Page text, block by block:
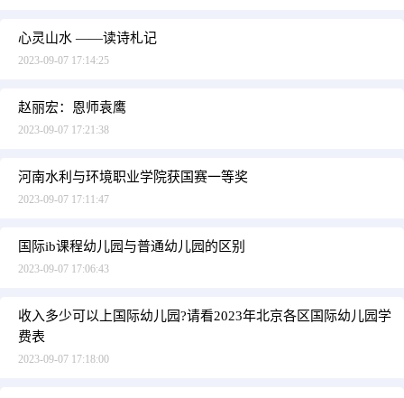
心灵山水 ——读诗札记
2023-09-07 17:14:25
赵丽宏：恩师袁鹰
2023-09-07 17:21:38
河南水利与环境职业学院获国赛一等奖
2023-09-07 17:11:47
国际ib课程幼儿园与普通幼儿园的区别
2023-09-07 17:06:43
收入多少可以上国际幼儿园?请看2023年北京各区国际幼儿园学
费表
2023-09-07 17:18:00